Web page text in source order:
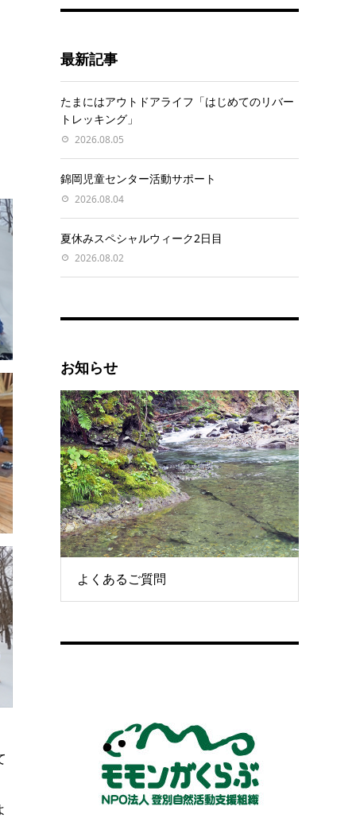
最新記事
たまにはアウトドアライフ「はじめてのリバー
トレッキング」
2026.08.05
錦岡児童センター活動サポート
2026.08.04
夏休みスペシャルウィーク2日目
2026.08.02
お知らせ
よくあるご質問